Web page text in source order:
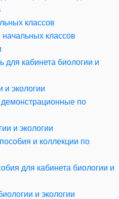
классов
классов
кабинета биологии и
и экологии
по
и экологии
и коллекции по
для кабинета биологии и
и экологии